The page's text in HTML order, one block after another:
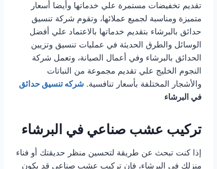
تقديم تخفيضات مستمرة علي خدماتها وأيضا أسعار
متميزة ومناسبة لجميع عملائها، وتقوم شركة تنسيق
حدائق بالبرشاء بتقديم خدماتها بالاعتماد علي أفضل
الوسائل والطرق الحديثة في عمليات تنسيق وتزيين
الحدائق بالبرشاء وفي أعمال الصيانة، وتعمل شركة
النجوم الخليج علي تقديم مجموعة من النباتات
والأشجار المختلفة بأسعار تنافسية. شركه تنسيق حدائق
في البرشاء
تركيب عشب صناعي في البرشاء
إذا كنت تبحث عن طريقة لتحسين منظر حديقتك أو فناء
منزلك في البرشاء، فإن تركيب عشب صناعي قد يكون